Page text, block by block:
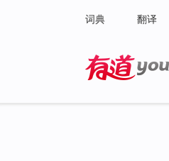
词典 翻译